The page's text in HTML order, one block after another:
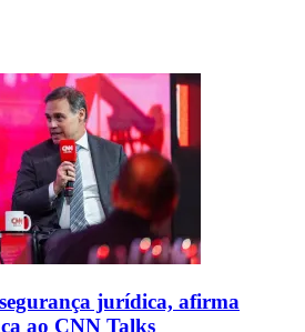
jurídica, afirma
ao CNN Talks